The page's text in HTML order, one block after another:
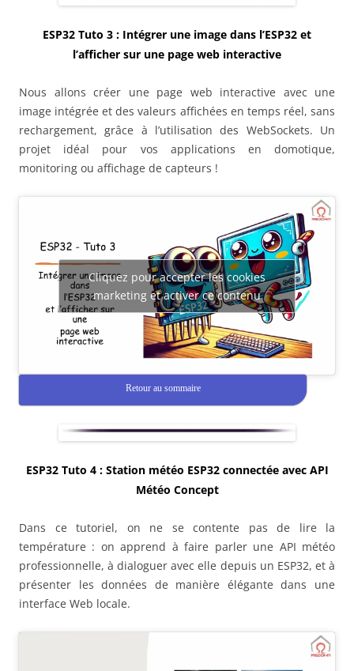
ESP32 Tuto 3 : Intégrer une image dans l’ESP32 et
l’afficher sur une page web interactive
Nous allons créer une page web interactive avec une
image intégrée et des valeurs affichées en temps réel, sans
rechargement, grâce à l’utilisation des WebSockets. Un
projet idéal pour vos applications en domotique,
monitoring ou affichage de capteurs !
Cliquez pour accepter les cookies
marketing et activer ce contenu
Retour au sommaire
ESP32 Tuto 4 : Station météo ESP32 connectée avec API
Météo Concept
Dans ce tutoriel, on ne se contente pas de lire la
température : on apprend à faire parler une API météo
professionnelle, à dialoguer avec elle depuis un ESP32, et à
présenter les données de manière élégante dans une
interface Web locale.